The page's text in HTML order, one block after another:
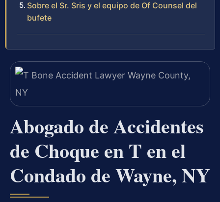
Sobre el Sr. Sris y el equipo de Of Counsel del
bufete
Abogado de Accidentes
de Choque en T en el
Condado de Wayne, NY